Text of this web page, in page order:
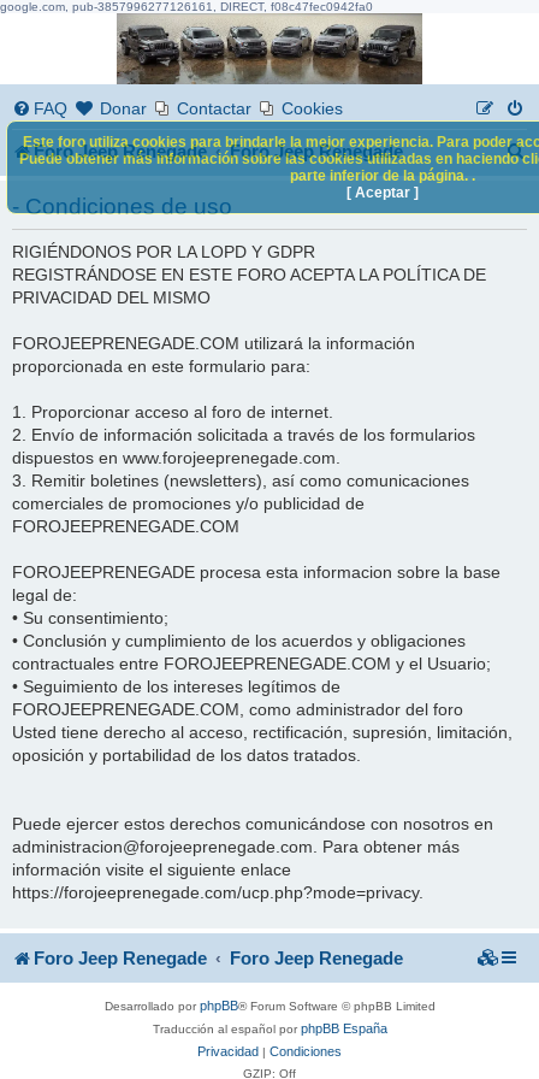
google.com, pub-3857996277126161, DIRECT, f08c47fec0942fa0
FAQ Donar Contactar Cookies
Foro Jeep Renegade Foro Jeep Renegade
B
s
- Condiciones de uso
RIGIÉNDONOS POR LA LOPD Y GDPR
REGISTRÁNDOSE EN ESTE FORO ACEPTA LA POLÍTICA DE
PRIVACIDAD DEL MISMO
FOROJEEPRENEGADE.COM utilizará la información
proporcionada en este formulario para:
1. Proporcionar acceso al foro de internet.
2. Envío de información solicitada a través de los formularios
dispuestos en www.forojeeprenegade.com.
3. Remitir boletines (newsletters), así como comunicaciones
comerciales de promociones y/o publicidad de
FOROJEEPRENEGADE.COM
FOROJEEPRENEGADE procesa esta informacion sobre la base
legal de:
• Su consentimiento;
• Conclusión y cumplimiento de los acuerdos y obligaciones
contractuales entre FOROJEEPRENEGADE.COM y el Usuario;
• Seguimiento de los intereses legítimos de
FOROJEEPRENEGADE.COM, como administrador del foro
Usted tiene derecho al acceso, rectificación, supresión, limitación,
oposición y portabilidad de los datos tratados.
Puede ejercer estos derechos comunicándose con nosotros en
administracion@forojeeprenegade.com. Para obtener más
información visite el siguiente enlace
https://forojeeprenegade.com/ucp.php?mode=privacy.
Este foro utiliza cookies para brindarle la mejor experiencia. Para poder
Puede obtener más información sobre las cookies utilizadas en haciendo
parte inferior de la página. .
[ Aceptar ]
Foro Jeep Renegade Foro Jeep Renegade
Desarrollado porphpBB® Forum Software © phpBB Limited
Traducción al español porphpBB España
Privacidad | Condiciones
GZIP: Off